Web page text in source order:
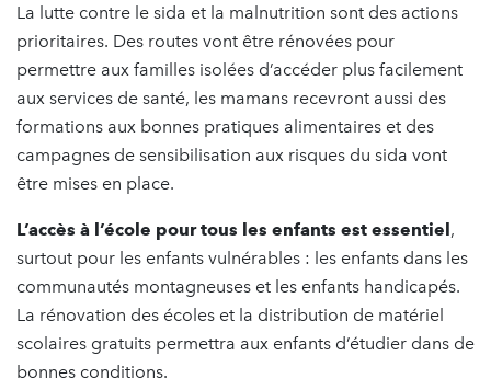
La lutte contre le sida et la malnutrition sont des actions
prioritaires. Des routes vont être rénovées pour
permettre aux familles isolées d’accéder plus facilement
aux services de santé, les mamans recevront aussi des
formations aux bonnes pratiques alimentaires et des
campagnes de sensibilisation aux risques du sida vont
être mises en place.
L’accès à l’école pour tous les enfants est essentiel,
surtout pour les enfants vulnérables : les enfants dans les
communautés montagneuses et les enfants handicapés.
La rénovation des écoles et la distribution de matériel
scolaires gratuits permettra aux enfants d’étudier dans de
bonnes conditions.